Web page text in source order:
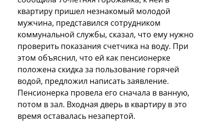
квартиру пришел незнакомый молодой
мужчина, представился сотрудником
коммунальной службы, сказал, что ему нужно
проверить показания счетчика на воду. При
этом объяснил, что ей как пенсионерке
положена скидка за пользование горячей
водой, предложил написать заявление.
Пенсионерка провела его сначала в ванную,
потом в зал. Входная дверь в квартиру в это
время оставалась незапертой.